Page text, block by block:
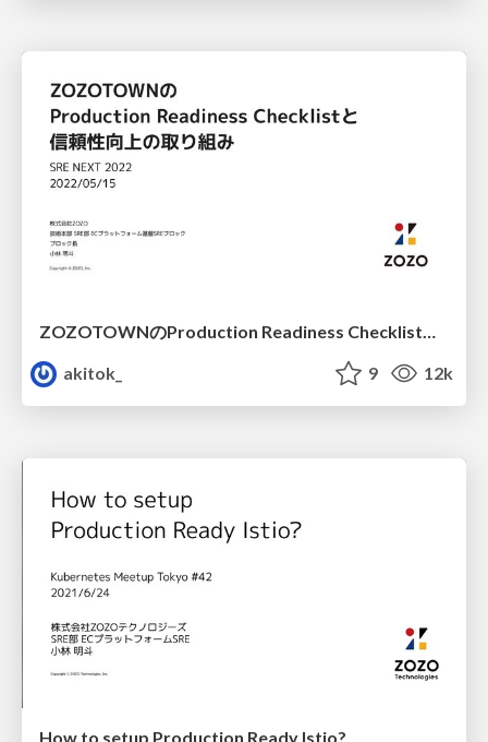
ZOZOTOWNのProduction Readiness Checklistと信頼性向上の取り組み / Improvement the reliability of ZOZOTOWN with Production Readiness Checklist
akitok_
9 12k
How to setup Production Ready Istio?